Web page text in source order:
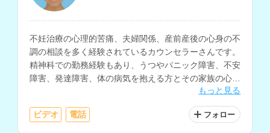
不妊治療の心理的苦痛、夫婦関係、産前産後の心身の不
調の相談を多く経験されているカウンセラーさんです。
精神科での勤務経験もあり、うつやパニック障害、不安
障害、発達障害、体の病気を抱える方とその家族の心理
支援、大切な方を失った人、家族・パートナー関係に悩
む人など、様々な相談に対応されています。
もっと見る
ビデオ 電話 フォロー